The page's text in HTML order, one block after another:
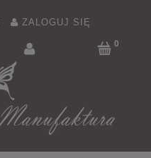
ZALOGUJ SIĘ